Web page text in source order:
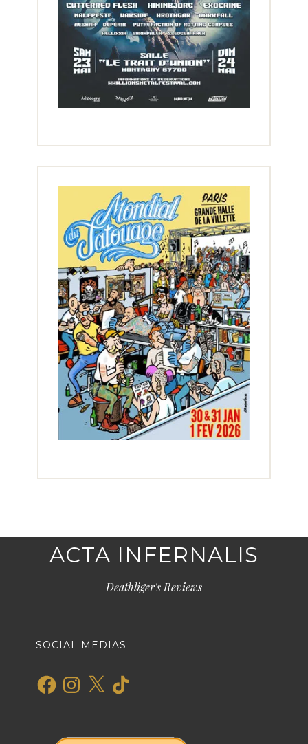
ACTA INFERNALIS
Deathliger's Reviews
SOCIAL MEDIAS
FacebookInstagram
X TikTok